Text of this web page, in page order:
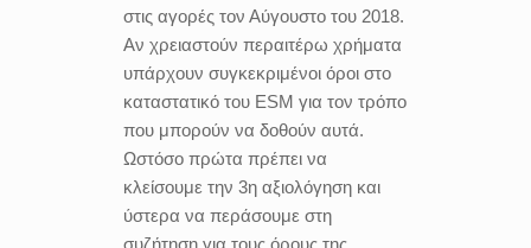
στις αγορές τον Αύγουστο του 2018.
Αν χρειαστούν περαιτέρω χρήματα
υπάρχουν συγκεκριμένοι όροι στο
καταστατικό του ESM για τον τρόπο
που μπορούν να δοθούν αυτά.
Ωστόσο πρώτα πρέπει να
κλείσουμε την 3η αξιολόγηση και
ύστερα να περάσουμε στη
συζήτηση για τους όρους της